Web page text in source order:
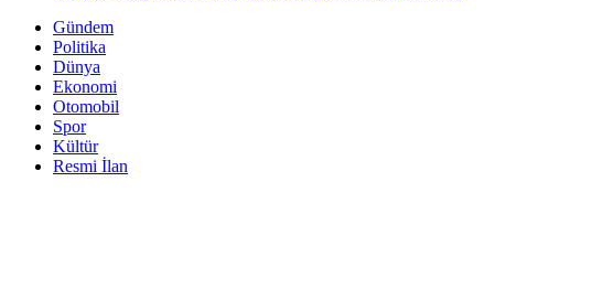
Gündem
Politika
Dünya
Ekonomi
Otomobil
Spor
Kültür
Resmi İlan